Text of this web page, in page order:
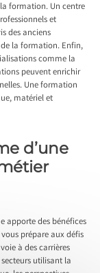
formation. Un centre
et
des anciens
la formation. Enfin,
comme la
peuvent enrichir
Une formation
matériel et
d’une
apporte des bénéfices
prépare aux défis
à des carrières
utilisant la